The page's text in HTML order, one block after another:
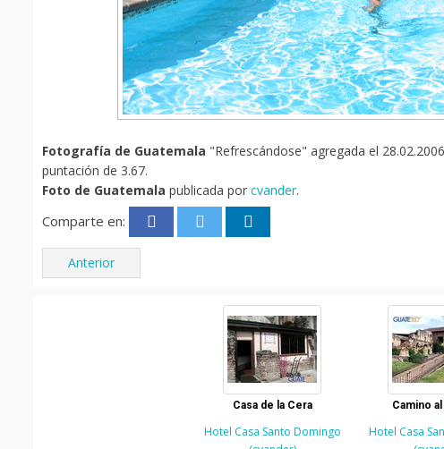
Fotografía de Guatemala "Refrescándose" agregada el
puntación de 3.67.
Foto de Guatemala publicada por cvander.
Comparte en:
Anterior
Casa de la Cera
Hotel Casa Santo Domingo
Camino
Hotel Casa